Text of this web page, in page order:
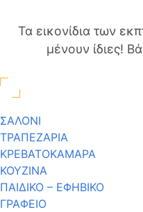
Τα εικονίδια των
μένουν ίδιες!
ΣΑΛΟΝΙ
ΤΡΑΠΕΖΑΡΙΑ
ΚΡΕΒΑΤΟΚΑΜΑΡΑ
ΚΟΥΖΙΝΑ
ΠΑΙΔΙΚΟ – ΕΦΗΒΙΚΟ
ΓΡΑΦΕΙΟ